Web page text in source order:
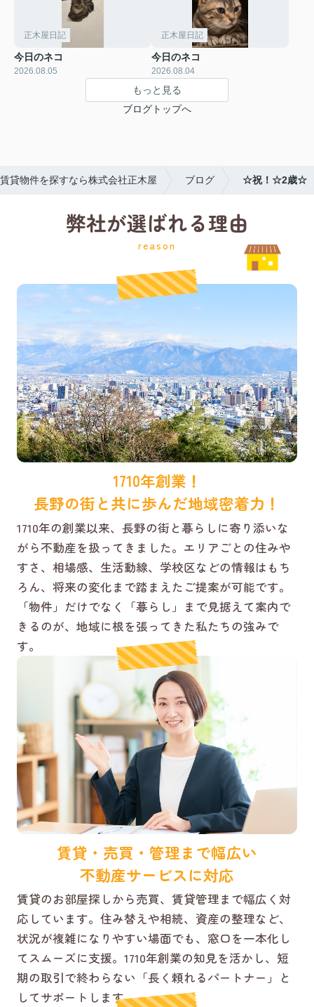
正木屋日記
今日のネコ
2026.08.05
正木屋日記
今日のネコ
2026.08.04
もっと見る
ブログトップへ
貸物件を探すなら株式会社正木屋 ブログ ☆祝！☆2歳☆
弊社が選ばれる理由
reason
1710年創業！
長野の街と共に歩んだ地域密着力！
1710年の創業以来、長野の街と暮らしに寄り添いな
がら不動産を扱ってきました。エリアごとの住みや
すさ、相場感、生活動線、学校区などの情報はもち
ろん、将来の変化まで踏まえたご提案が可能です。
「物件」だけでなく「暮らし」まで見据えて案内で
きるのが、地域に根を張ってきた私たちの強みで
す。
賃貸・売買・管理まで幅広い
不動産サービスに対応
賃貸のお部屋探しから売買、賃貸管理まで幅広く対
応しています。住み替えや相続、資産の整理など、
状況が複雑になりやすい場面でも、窓口を一本化し
てスムーズに支援。1710年創業の知見を活かし、短
期の取引で終わらない「長く頼れるパートナー」と
してサポートします。